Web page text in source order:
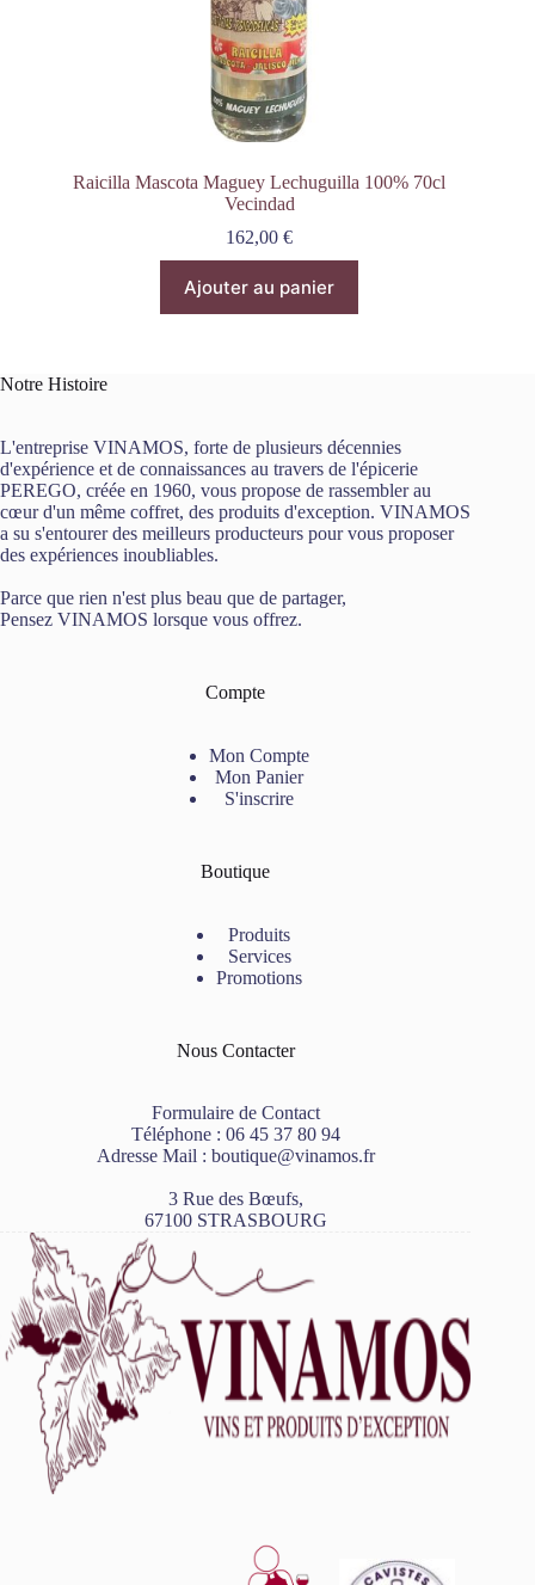
Raicilla Mascota Maguey Lechuguilla 100% 70cl
Vecindad
162,00€
Ajouter au panier
Notre Histoire
L'entreprise VINAMOS, forte de plusieurs décennies
d'expérience et de connaissances au travers de l'épicerie
PEREGO, créée en 1960, vous propose de rassembler au
cœur d'un même coffret, des produits d'exception. VINAMOS
a su s'entourer des meilleurs producteurs pour vous proposer
des expériences inoubliables.
Parce que rien n'est plus beau que de partager,
Pensez VINAMOS lorsque vous offrez.
Compte
Mon Compte
Mon Panier
S'inscrire
Boutique
Produits
Services
Promotions
Nous Contacter
Formulaire de Contact
Téléphone : 06 45 37 80 94
Adresse Mail : boutique@vinamos.fr
3 Rue des Bœufs,
67100 STRASBOURG